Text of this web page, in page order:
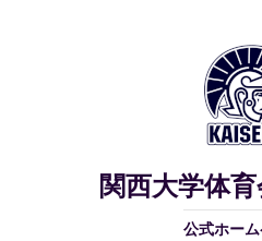
関西大学体
公式ホー